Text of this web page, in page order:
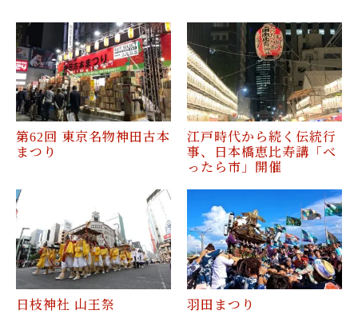
第62回 東京名物神田古本
まつり
江戸時代から続く伝統行
事、日本橋恵比寿講「べ
ったら市」開催
日枝神社 山王祭 羽田まつり